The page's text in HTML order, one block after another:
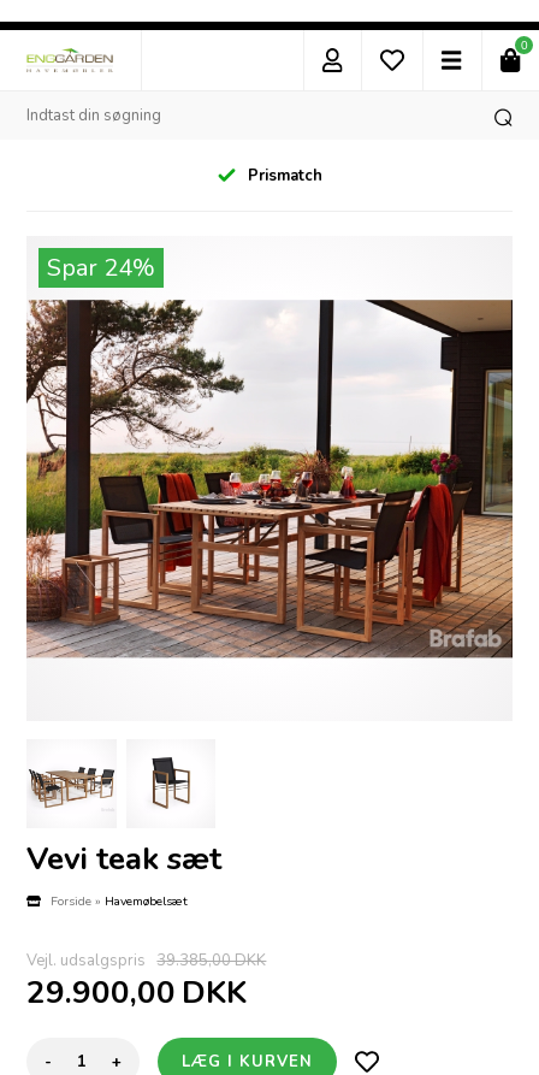
0
Prismatch
Spar 24%
Vevi teak sæt
Forside » Havemøbelsæt
Vejl. udsalgspris 39.385,00 DKK
29.900,00 DKK
- +